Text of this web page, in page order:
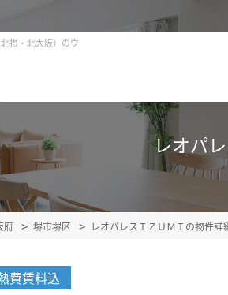
摂・北大阪）のウ
レオパ
府 堺市堺区 レオパレスＩＺＵＭＩの物件詳
費賃料込